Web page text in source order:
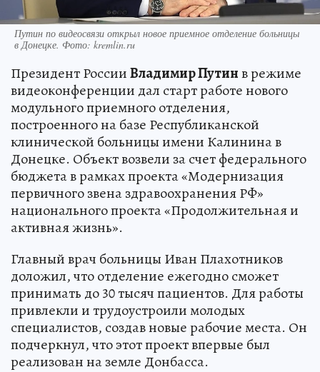
Путин по видеосвязи открыл новое приемное отделение больницы
в Донецке. Фото: kremlin.ru
Президент РоссииВладимир Путинв режиме
видеоконференции дал старт работе нового
модульного приемного отделения,
построенного на базе Республиканской
клинической больницы имени Калинина в
Донецке. Объект возвели за счет федерального
бюджета в рамках проекта «Модернизация
первичного звена здравоохранения РФ»
национального проекта «Продолжительная и
активная жизнь».
Главный врач больницы Иван Плахотников
доложил, что отделение ежегодно сможет
принимать до 30 тысяч пациентов. Для работы
привлекли и трудоустроили молодых
специалистов, создав новые рабочие места. Он
подчеркнул, что этот проект впервые был
реализован на земле Донбасса.